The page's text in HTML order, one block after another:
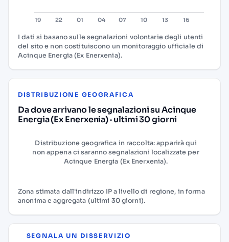
I dati si basano sulle segnalazioni volontarie degli utenti
del sito e non costituiscono un monitoraggio ufficiale di
Acinque Energia (Ex Enerxenia).
DISTRIBUZIONE GEOGRAFICA
Da dove arrivano le segnalazioni su Acinque
Energia (Ex Enerxenia) · ultimi 30 giorni
Distribuzione geografica in raccolta: apparirà qui
non appena ci saranno segnalazioni localizzate per
Acinque Energia (Ex Enerxenia).
Zona stimata dall'indirizzo IP a livello di regione, in forma
anonima e aggregata (ultimi 30 giorni).
SEGNALA UN DISSERVIZIO